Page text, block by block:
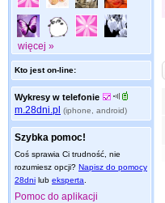
więcej »
Kto jest on-line:
Wykresy w telefonie
m.28dni.pl (iphone, android)
Szybka pomoc!
Coś sprawia Ci trudność, nie
rozumiesz opcji? Napisz do pomocy
28dni lub eksperta
Pomoc do aplikacji